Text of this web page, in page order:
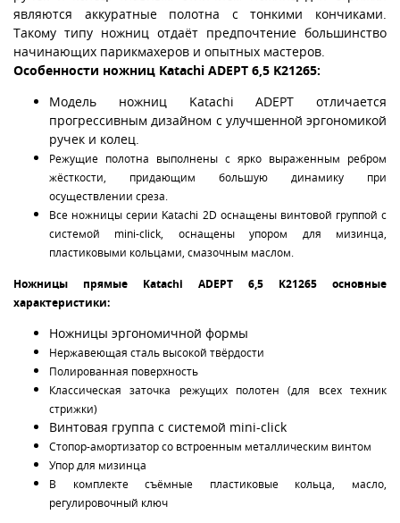
являются аккуратные полотна с тонкими кончиками.
Такому типу ножниц отдаёт предпочтение большинство
начинающих парикмахеров и опытных мастеров.
Особенности ножниц Katachi ADEPT 6,5 K21265:
Модель ножниц Katachi ADEPT отличается
прогрессивным дизайном с улучшенной эргономикой
ручек и колец.
Режущие полотна выполнены с ярко выраженным ребром
жёсткости, придающим большую динамику при
осуществлении среза.
Все ножницы серии Katachi 2D оснащены винтовой группой с
системой mini-click, оснащены упором для мизинца,
пластиковыми кольцами, смазочным маслом.
Ножницы прямые Katachi ADEPT 6,5 K21265 основные
характеристики:
Ножницы эргономичной формы
Нержавеющая сталь высокой твёрдости
Полированная поверхность
Классическая заточка режущих полотен (для всех техник
стрижки)
Винтовая группа с системой mini-click
Стопор-амортизатор со встроенным металлическим винтом
Упор для мизинца
В комплекте съёмные пластиковые кольца, масло,
регулировочный ключ